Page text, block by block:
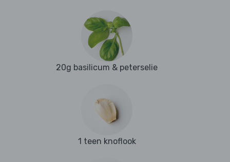
20g basilicum & peterselie
1 teen knoflook